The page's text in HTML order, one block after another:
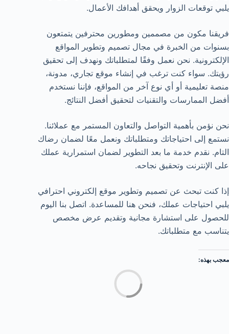
يلبي توقعات الزوار ويحقق أهدافك الأعمال.
فريقنا مكون من مصممين ومطورين محترفين يتمتعون
بسنوات من الخبرة في مجال تصميم وتطوير المواقع
الإلكترونية. نحن نعمل وفقًا لمتطلباتك ونهدف إلى تحقيق
رؤيتك. سواء كنت ترغب في إنشاء موقع تجاري، مدونة،
منصة تعليمية أو أي نوع آخر من المواقع، فإننا نستخدم
أفضل الممارسات والتقنيات لتحقيق أفضل النتائج.
نحن نؤمن بأهمية التواصل والتعاون المستمر مع عملائنا.
نستمع إلى احتياجاتك ومتطلباتك ونعمل معًا لضمان رضاك
التام. نقدم خدمة ما بعد التطوير لضمان استمرارية عملك
على الإنترنت وتحقيق نجاحه.
إذا كنت تبحث عن تصميم وتطوير موقع إلكتروني احترافي
يلبي احتياجات عملك، فنحن هنا للمساعدة. اتصل بنا اليوم
للحصول على استشارة مجانية وتقديم عرض مخصص
يتناسب مع متطلباتك.
معجب بهذه: